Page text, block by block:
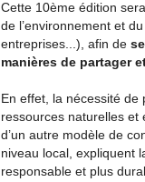
Cette 10ème édition
de l’environnement et
entreprises...), afin de
manières de partager
En effet, la nécessité de
ressources naturelles et
d’un autre modèle de
niveau local, expliquent
responsable et plus